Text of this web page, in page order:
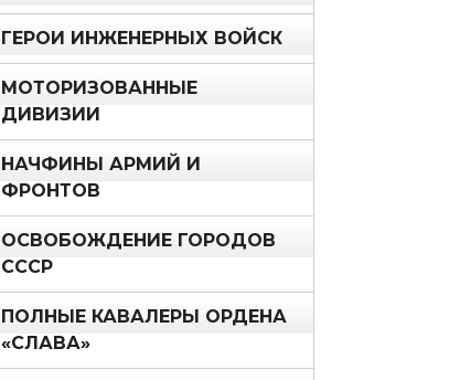
ГЕРОИ ИНЖЕНЕРНЫХ ВОЙСК
МОТОРИЗОВАННЫЕ
ДИВИЗИИ
НАЧФИНЫ АРМИЙ И
ФРОНТОВ
ОСВОБОЖДЕНИЕ ГОРОДОВ
СССР
ПОЛНЫЕ КАВАЛЕРЫ ОРДЕНА
«СЛАВА»